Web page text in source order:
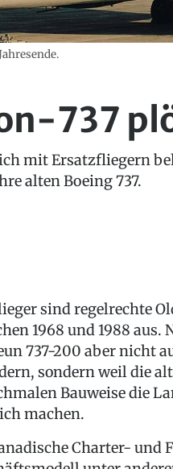
737
mit Ersatzfliegern
alten Boeing 737.
sind regelrechte
1968 und 1988
737-200 aber nicht
sondern weil die
Bauweise die
machen.
Charter-